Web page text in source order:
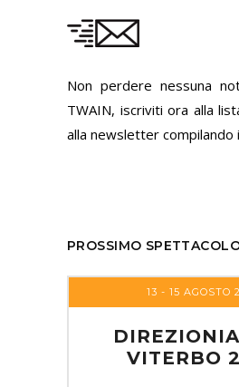
Non perdere nessuna
TWAIN, iscriviti ora alla
alla newsletter compilando
PROSSIMO
13 - 15 AGOSTO
VITERBO